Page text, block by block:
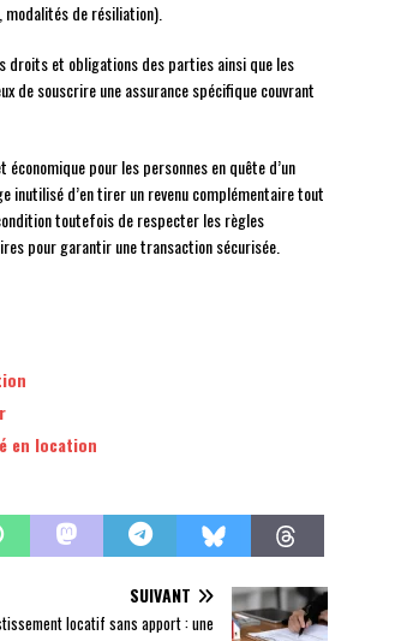
de résiliation).
droits et obligations des parties ainsi que les
de souscrire une assurance spécifique couvrant
pour les personnes en quête d’un
inutilisé d’en tirer un revenu complémentaire tout
toutefois de respecter les règles
pour garantir une transaction sécurisée.
en location
SUIVANT
locatif sans apport : une